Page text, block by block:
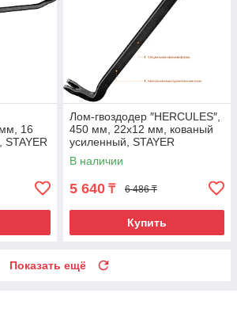
16
Лом-гвоздодер ″HERCULES″,
450 мм, 22х12 мм, кованый
усиленный, STAYER
В наличии
5 640 ₸ 6 486 ₸
Купить
Показать ещё